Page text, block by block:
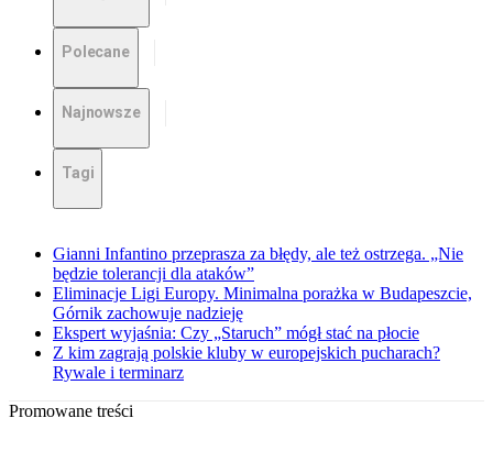
Polecane
Najnowsze
Tagi
Gianni Infantino przeprasza za błędy, ale też ostrzega. „Nie
będzie tolerancji dla ataków”
Eliminacje Ligi Europy. Minimalna porażka w Budapeszcie,
Górnik zachowuje nadzieję
Ekspert wyjaśnia: Czy „Staruch” mógł stać na płocie
Z kim zagrają polskie kluby w europejskich pucharach?
Rywale i terminarz
Promowane treści